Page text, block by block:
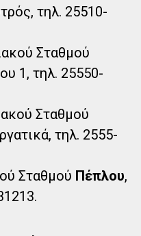
τηλ. 25510-
Σταθμού
1, τηλ. 25550-
Σταθμού
τηλ. 2555-
Σταθμού Πέπλου,